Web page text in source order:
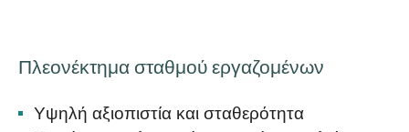
Πλεονέκτημα σταθμού εργαζομένων
Υψηλή αξιοπιστία και σταθερότητα